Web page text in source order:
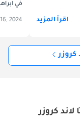
اقرأ المزيد
في
2024